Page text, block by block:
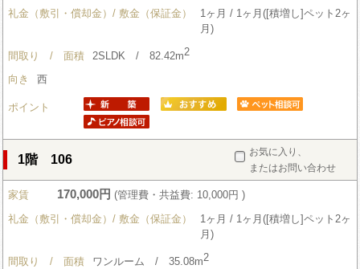
礼金（敷引・償却金）/ 敷金（保証金）
1ヶ月 / 1ヶ月([積増し]ペット2ヶ
月)
間取り / 面積 2SLDK / 82.42m2
向き 西
ポイント
お気に入り、
またはお問い合わせ
1階 106
家賃 170,000円 (管理費・共益費: 10,000円 )
礼金（敷引・償却金）/ 敷金（保証金）
1ヶ月 / 1ヶ月([積増し]ペット2ヶ
月)
間取り / 面積 ワンルーム / 35.08m2